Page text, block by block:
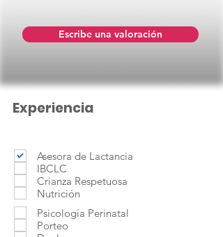
Escribe una valoración
Asesora de Lactancia
IBCLC
Crianza Respetuosa
Nutrición
Psicología Perinatal
Porteo
Experiencia